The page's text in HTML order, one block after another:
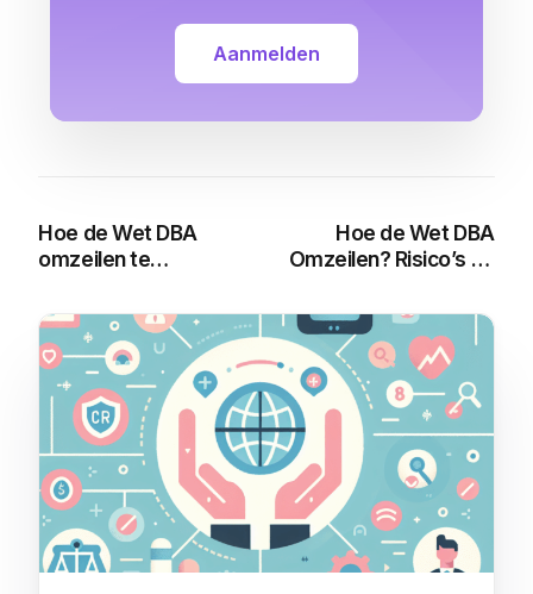
Aanmelden
Hoe de Wet DBA
omzeilen te
Hoe de Wet DBA
Omzeilen? Risico’s en
You may also like